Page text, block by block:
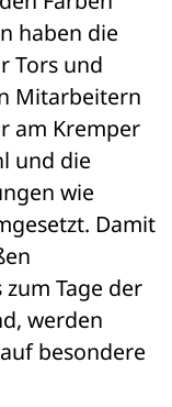
haben die
Tors und
Mitarbeitern
am Kremper
und die
wie
Damit
Tage der
werden
besondere